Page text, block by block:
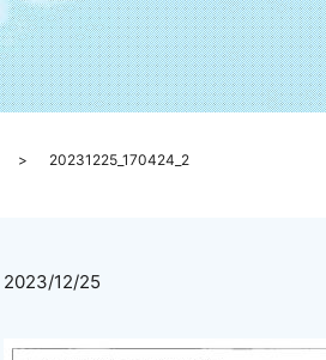
20231225_170424_2
2023/12/25